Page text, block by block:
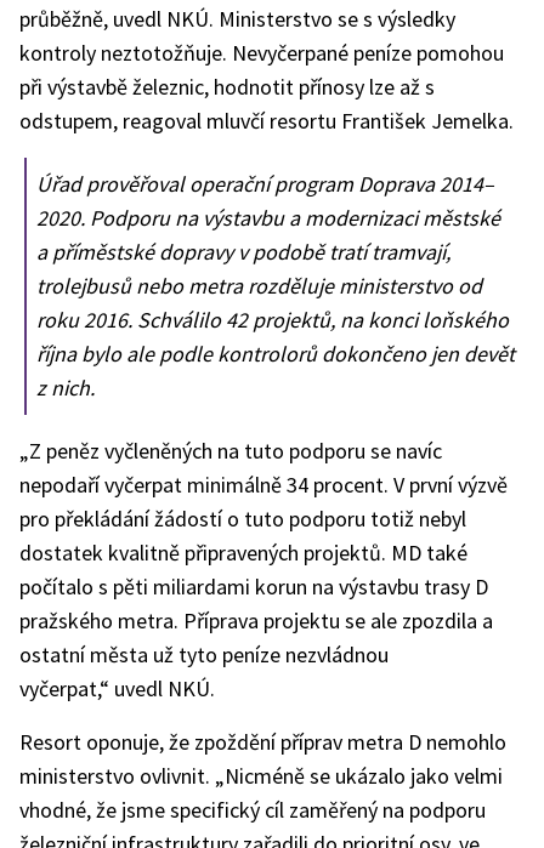
průběžně, uvedl NKÚ. Ministerstvo se s výsledky
kontroly neztotožňuje. Nevyčerpané peníze pomohou
při výstavbě železnic, hodnotit přínosy lze až s
odstupem, reagoval mluvčí resortu František Jemelka.
Úřad prověřoval operační program Doprava 2014–
2020. Podporu na výstavbu a modernizaci městské
a příměstské dopravy v podobě tratí tramvají,
trolejbusů nebo metra rozděluje ministerstvo od
roku 2016. Schválilo 42 projektů, na konci loňského
října bylo ale podle kontrolorů dokončeno jen devět
z nich.
„Z peněz vyčleněných na tuto podporu se navíc
nepodaří vyčerpat minimálně 34 procent. V první výzvě
pro překládání žádostí o tuto podporu totiž nebyl
dostatek kvalitně připravených projektů. MD také
počítalo s pěti miliardami korun na výstavbu trasy D
pražského metra. Příprava projektu se ale zpozdila a
ostatní města už tyto peníze nezvládnou
vyčerpat,“ uvedl NKÚ.
Resort oponuje, že zpoždění příprav metra D nemohlo
ministerstvo ovlivnit. „Nicméně se ukázalo jako velmi
vhodné, že jsme specifický cíl zaměřený na podporu